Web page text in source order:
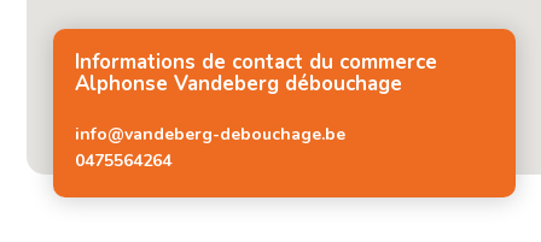
Informations de contact du commerce
Alphonse Vandeberg débouchage
info@vandeberg-debouchage.be
0475564264